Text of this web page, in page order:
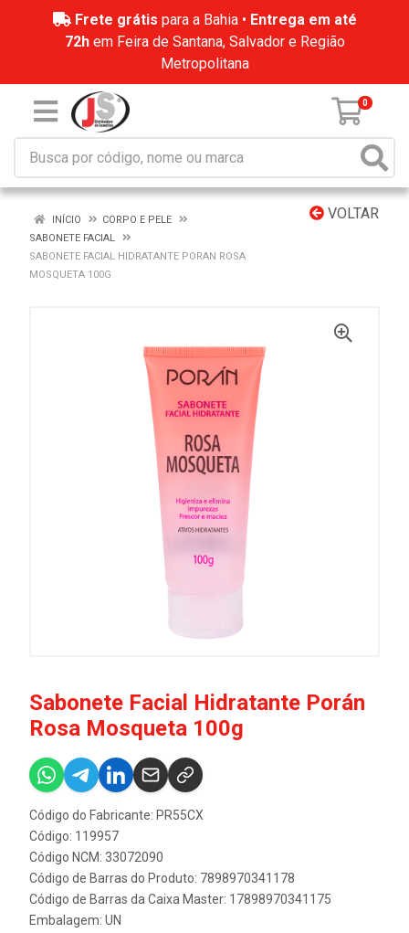
Frete grátis para a Bahia • Entrega em até
72hem Feira de Santana, Salvador e Região
Metropolitana
0
VOLTAR
INÍCIO
CORPO E PELE
SABONETE FACIAL
SABONETE FACIAL HIDRATANTE PORAN ROSA
MOSQUETA 100G
Sabonete Facial Hidratante Porán
Rosa Mosqueta 100g
Código do Fabricante: PR55CX
Código: 119957
Código NCM: 33072090
Código de Barras do Produto: 7898970341178
Código de Barras da Caixa Master: 17898970341175
Embalagem: UN